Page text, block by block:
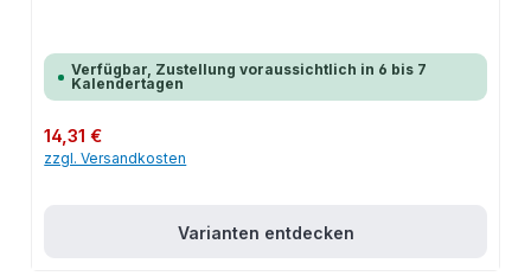
Verfügbar, Zustellung voraussichtlich in 6 bis 7
Kalendertagen
Regulärer Preis:
14,31 €
zzgl. Versandkosten
Varianten entdecken